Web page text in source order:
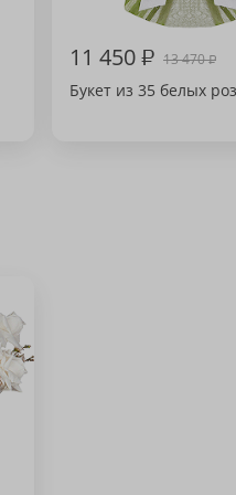
11 450₽ 13 470₽
Букет из 35 белых